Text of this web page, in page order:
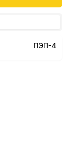
ПЭП-4